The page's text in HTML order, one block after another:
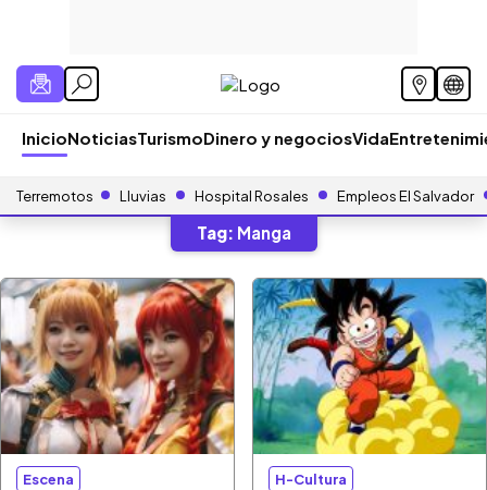
InicioNoticiasTurismoDinero y negociosVida
Terremotos Lluvias Hospital Rosales Empleos El Salvador
Tag: Manga
Escena H-Cultura